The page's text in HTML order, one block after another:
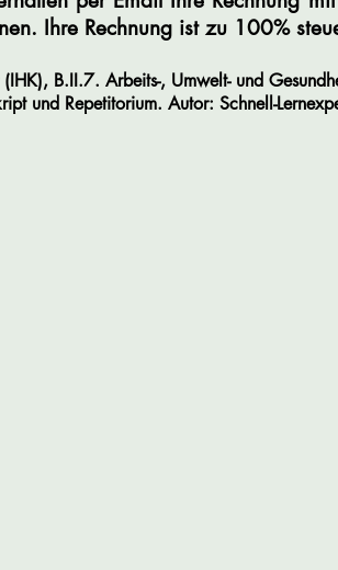
Ihre Rechnung ist zu 100%
B.II.7. Arbeits-, Umwelt- und
und Repetitorium. Autor: Schnell-